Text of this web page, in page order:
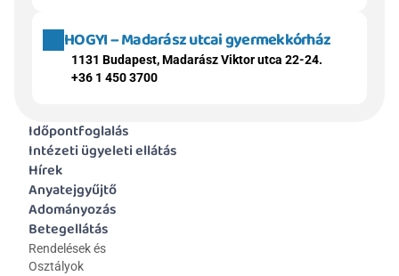
HOGYI – Madarász utcai gyermekkórház
1131 Budapest, Madarász Viktor utca 22-24.
+36 1 450 3700
Időpontfoglalás
Intézeti ügyeleti ellátás
Hírek
Anyatejgyűjtő
Adományozás
Betegellátás
Rendelések és
Osztályok